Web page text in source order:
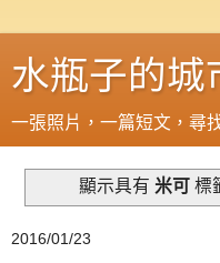
水瓶子的城
一張照片，一篇短文，尋
顯示具有 米可標
2016/01/23